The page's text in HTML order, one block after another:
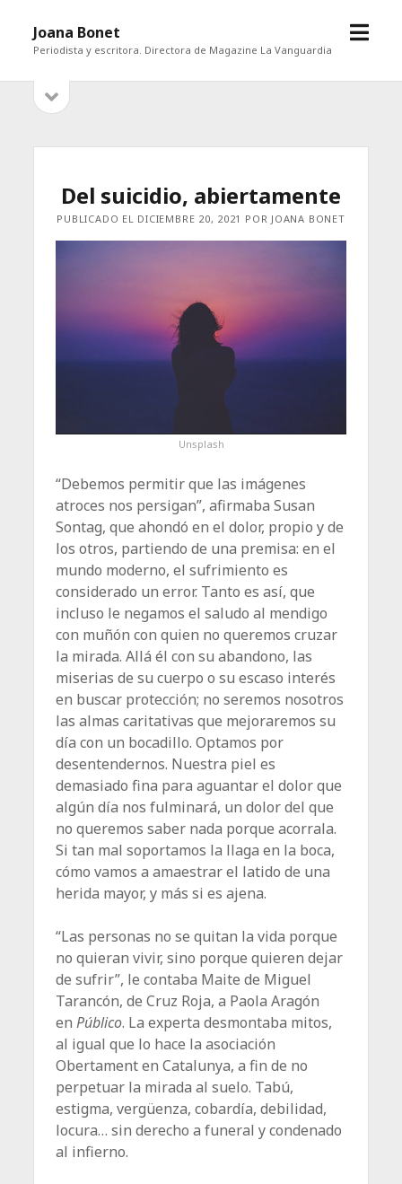
Joana Bonet
Periodista y escritora. Directora de Magazine La Vanguardia
abrir
Barrabarra
Del suicidio, abiertamente
PUBLICADO EL DICIEMBRE 20, 2021 POR JOANA BONET
Unsplash
“Debemos permitir que las imágenes
atroces nos per­sigan”, afirmaba Susan
Sontag, que ahondó en el dolor, propio y de
los otros, partiendo de una premisa: en el
mundo moderno, el sufrimiento es
considerado un error. Tanto es así, que
incluso le negamos el saludo al mendigo
con muñón con quien no queremos cruzar
la mirada. Allá él con su abandono, las
miserias de su cuerpo o su escaso interés
en buscar protección; no seremos nosotros
las almas caritativas que mejoraremos su
día con un bocadillo. Op­tamos por
desentendernos. Nuestra piel es
demasiado fina para aguantar el dolor que
algún día nos fulminará, un dolor del que
no queremos saber nada porque acorrala.
Si tan mal soportamos la llaga en la boca,
cómo vamos a amaestrar el latido de una
herida mayor, y más si es ajena.
“Las personas no se quitan la vida porque
no quieran vivir, sino porque quieren dejar
de sufrir”, le contaba Maite de Miguel
Tarancón, de Cruz Roja, a Paola Aragón
en Público. La experta desmontaba mitos,
al igual que lo hace la asociación
Obertament en Catalunya, a fin de no
perpetuar la mirada al suelo. Tabú,
estigma, vergüenza, cobardía, debilidad,
locura… sin derecho a funeral y condenado
al infierno.